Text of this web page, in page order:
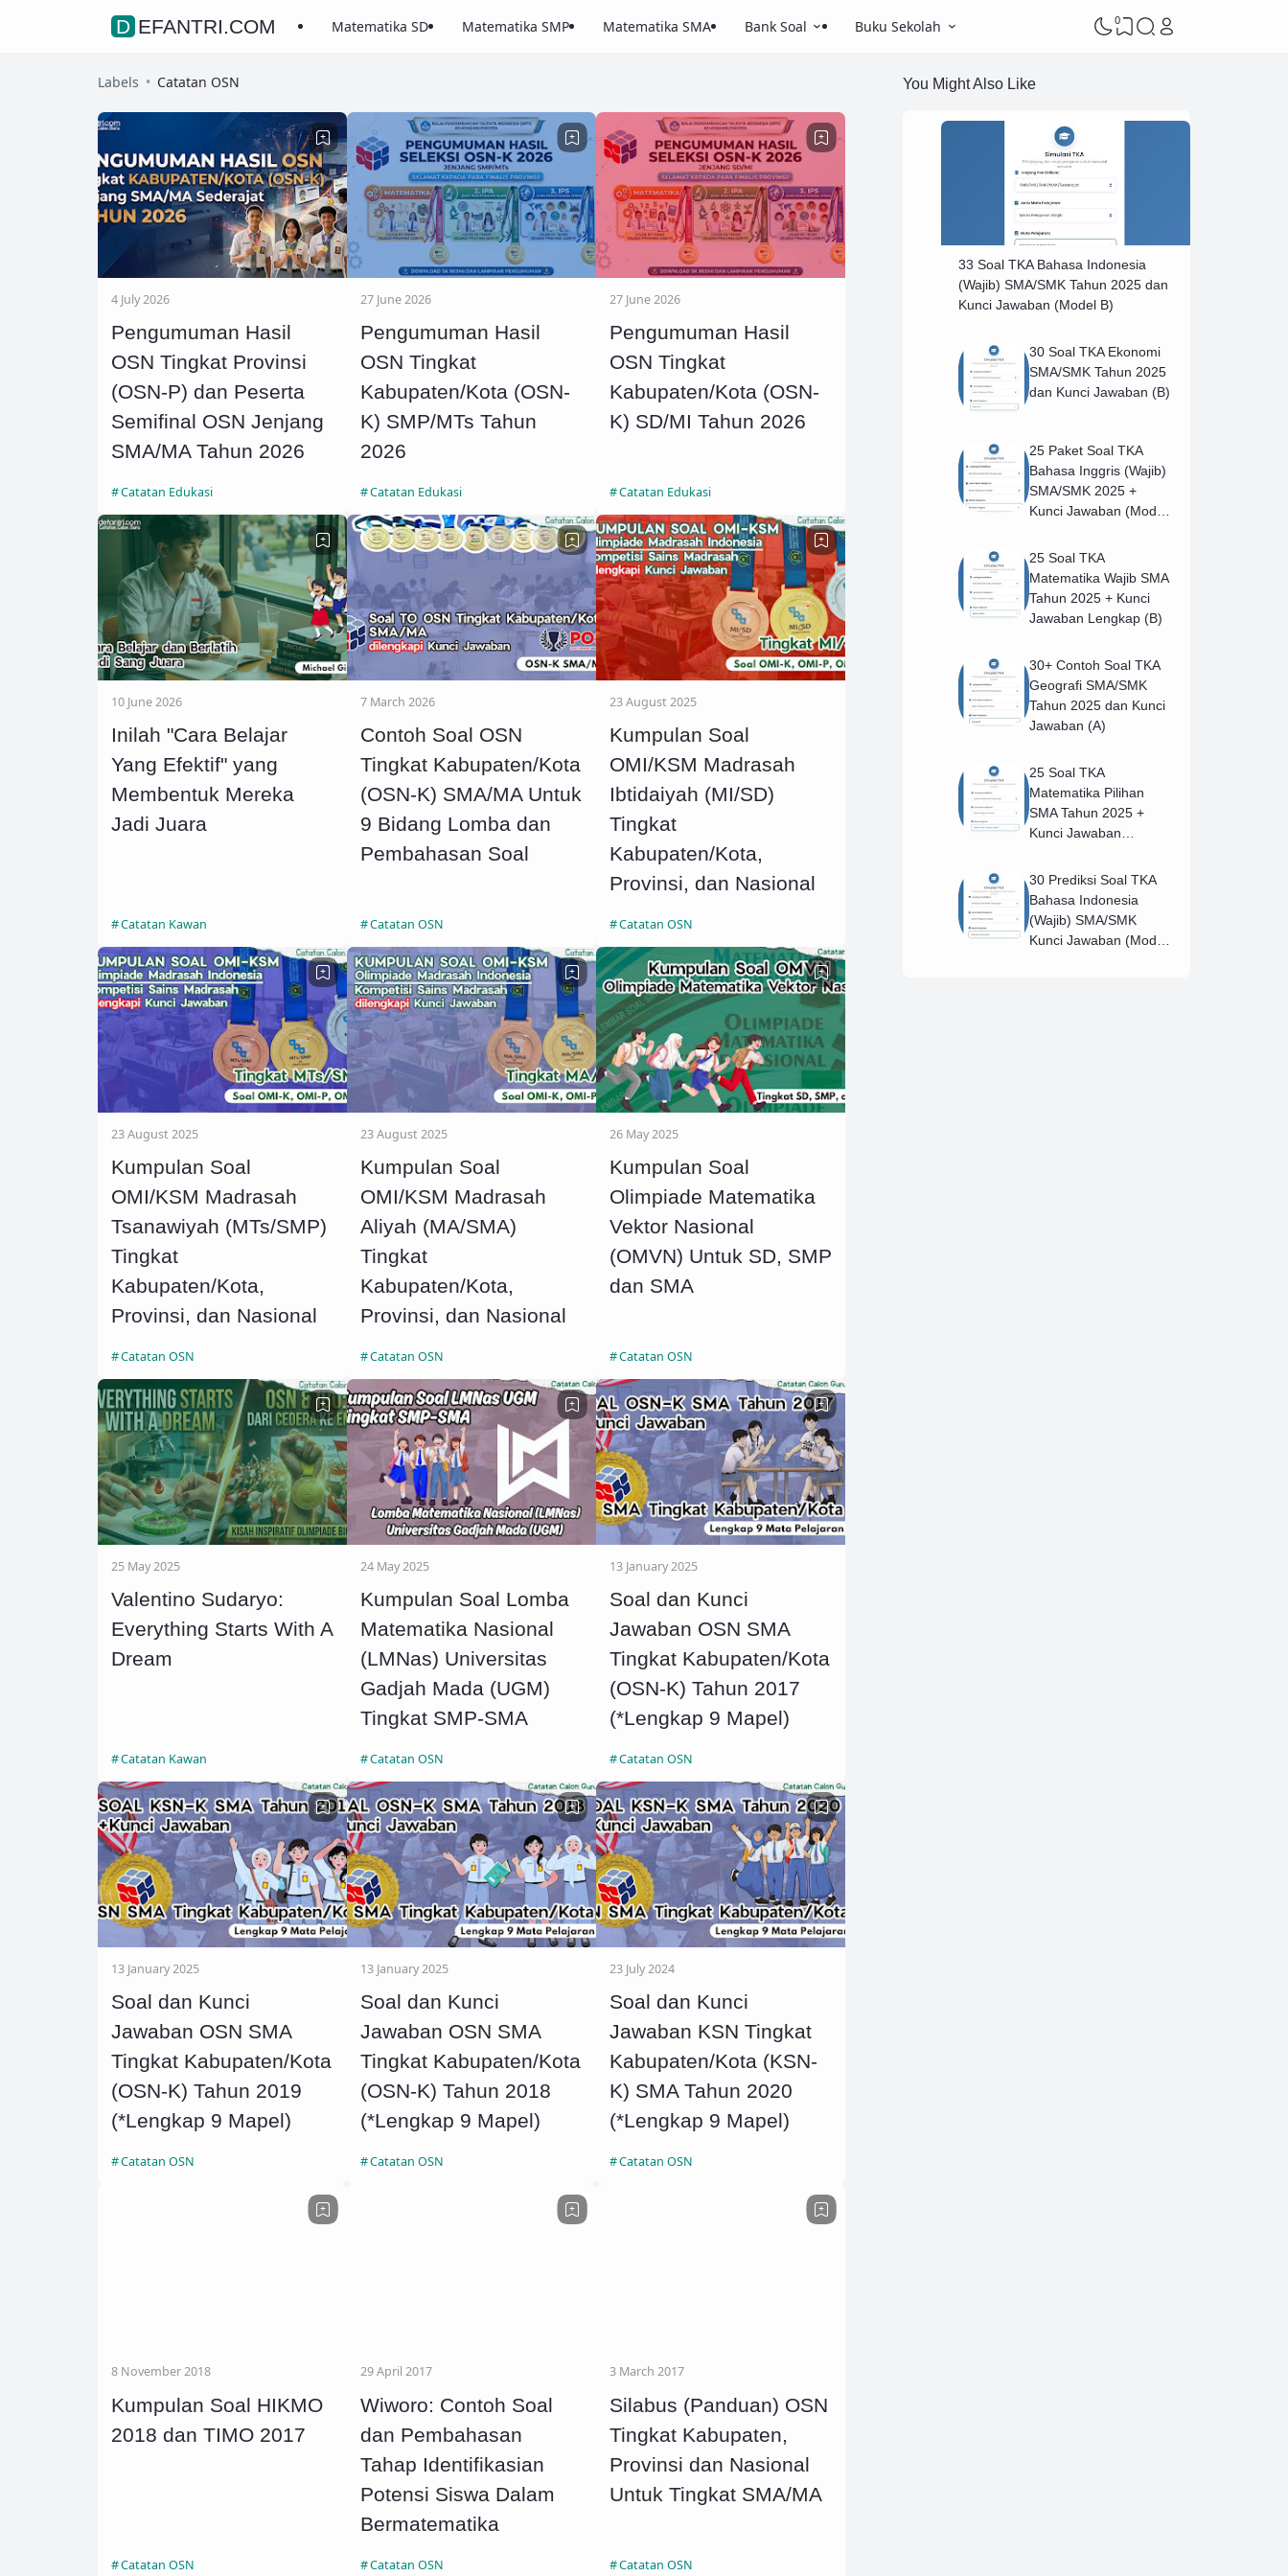
DEFANTRI.COM Matematika SD Matematika SMP Matematika SMA Bank Soal Buku Sekolah 0
Labels Catatan OSN
4 July 2026
Pengumuman Hasil
OSN Tingkat Provinsi
(OSN-P) dan Peserta
Semifinal OSN Jenjang
SMA/MA Tahun 2026
Catatan Edukasi
27 June 2026
Pengumuman Hasil
OSN Tingkat
Kabupaten/Kota (OSN-
K) SMP/MTs Tahun
2026
Catatan Edukasi
27 June 2026
Pengumuman Hasil
OSN Tingkat
Kabupaten/Kota (OSN-
K) SD/MI Tahun 2026
Catatan Edukasi
10 June 2026
Inilah "Cara Belajar
Yang Efektif" yang
Membentuk Mereka
Jadi Juara
Catatan Kawan
7 March 2026
Contoh Soal OSN
Tingkat Kabupaten/Kota
(OSN-K) SMA/MA Untuk
9 Bidang Lomba dan
Pembahasan Soal
Catatan OSN
23 August 2025
Kumpulan Soal
OMI/KSM Madrasah
Ibtidaiyah (MI/SD)
Tingkat
Kabupaten/Kota,
Provinsi, dan Nasional
Catatan OSN
23 August 2025
Kumpulan Soal
OMI/KSM Madrasah
Tsanawiyah (MTs/SMP)
Tingkat
Kabupaten/Kota,
Provinsi, dan Nasional
Catatan OSN
23 August 2025
Kumpulan Soal
OMI/KSM Madrasah
Aliyah (MA/SMA)
Tingkat
Kabupaten/Kota,
Provinsi, dan Nasional
Catatan OSN
26 May 2025
Kumpulan Soal
Olimpiade Matematika
Vektor Nasional
(OMVN) Untuk SD, SMP
dan SMA
Catatan OSN
25 May 2025
Valentino Sudaryo:
Everything Starts With A
Dream
Catatan Kawan
24 May 2025
Kumpulan Soal Lomba
Matematika Nasional
(LMNas) Universitas
Gadjah Mada (UGM)
Tingkat SMP-SMA
Catatan OSN
13 January 2025
Soal dan Kunci
Jawaban OSN SMA
Tingkat Kabupaten/Kota
(OSN-K) Tahun 2017
(*Lengkap 9 Mapel)
Catatan OSN
13 January 2025
Soal dan Kunci
Jawaban OSN SMA
Tingkat Kabupaten/Kota
(OSN-K) Tahun 2019
(*Lengkap 9 Mapel)
Catatan OSN
13 January 2025
Soal dan Kunci
Jawaban OSN SMA
Tingkat Kabupaten/Kota
(OSN-K) Tahun 2018
(*Lengkap 9 Mapel)
Catatan OSN
23 July 2024
Soal dan Kunci
Jawaban KSN Tingkat
Kabupaten/Kota (KSN-
K) SMA Tahun 2020
(*Lengkap 9 Mapel)
Catatan OSN
8 November 2018
Kumpulan Soal HIKMO
2018 dan TIMO 2017
Catatan OSN
29 April 2017
Wiworo: Contoh Soal
dan Pembahasan
Tahap Identifikasian
Potensi Siswa Dalam
Bermatematika
Catatan OSN
3 March 2017
Silabus (Panduan) OSN
Tingkat Kabupaten,
Provinsi dan Nasional
Untuk Tingkat SMA/MA
Catatan OSN
You Might Also Like
33 Soal TKA Bahasa Indonesia
(Wajib) SMA/SMK Tahun 2025 dan
Kunci Jawaban (Model B)
30 Soal TKA Ekonomi
SMA/SMK Tahun 2025
dan Kunci Jawaban (B)
25 Paket Soal TKA
Bahasa Inggris (Wajib)
SMA/SMK 2025 +
Kunci Jawaban (Model
25 Soal TKA
Matematika Wajib SMA
Tahun 2025 + Kunci
Jawaban Lengkap (B)
30+ Contoh Soal TKA
Geografi SMA/SMK
Tahun 2025 dan Kunci
Jawaban (A)
25 Soal TKA
Matematika Pilihan
SMA Tahun 2025 +
Kunci Jawaban
30 Prediksi Soal TKA
Bahasa Indonesia
(Wajib) SMA/SMK
Kunci Jawaban (Model